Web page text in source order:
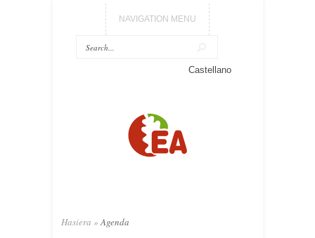
NAVIGATION MENU
Castellano
Hasiera » Agenda